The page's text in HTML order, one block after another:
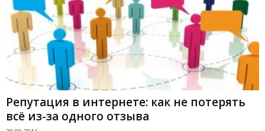
Репутация в интернете: как не потерять
всё из-за одного отзыва